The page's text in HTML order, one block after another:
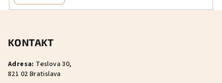
KONTAKT
Adresa: Teslova 30,
821 02 Bratislava